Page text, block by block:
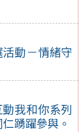
動－情緒守
我和你系列
踴躍參與。